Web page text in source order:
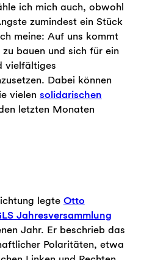
ich mich auch, obwohl
zumindest ein Stück
meine: Auf uns kommt
bauen und sich für ein
vielfältiges
Dabei können
vielen solidarischen
letzten Monaten
legte Otto
Jahresversammlung
Jahr. Er beschrieb das
Polaritäten, etwa